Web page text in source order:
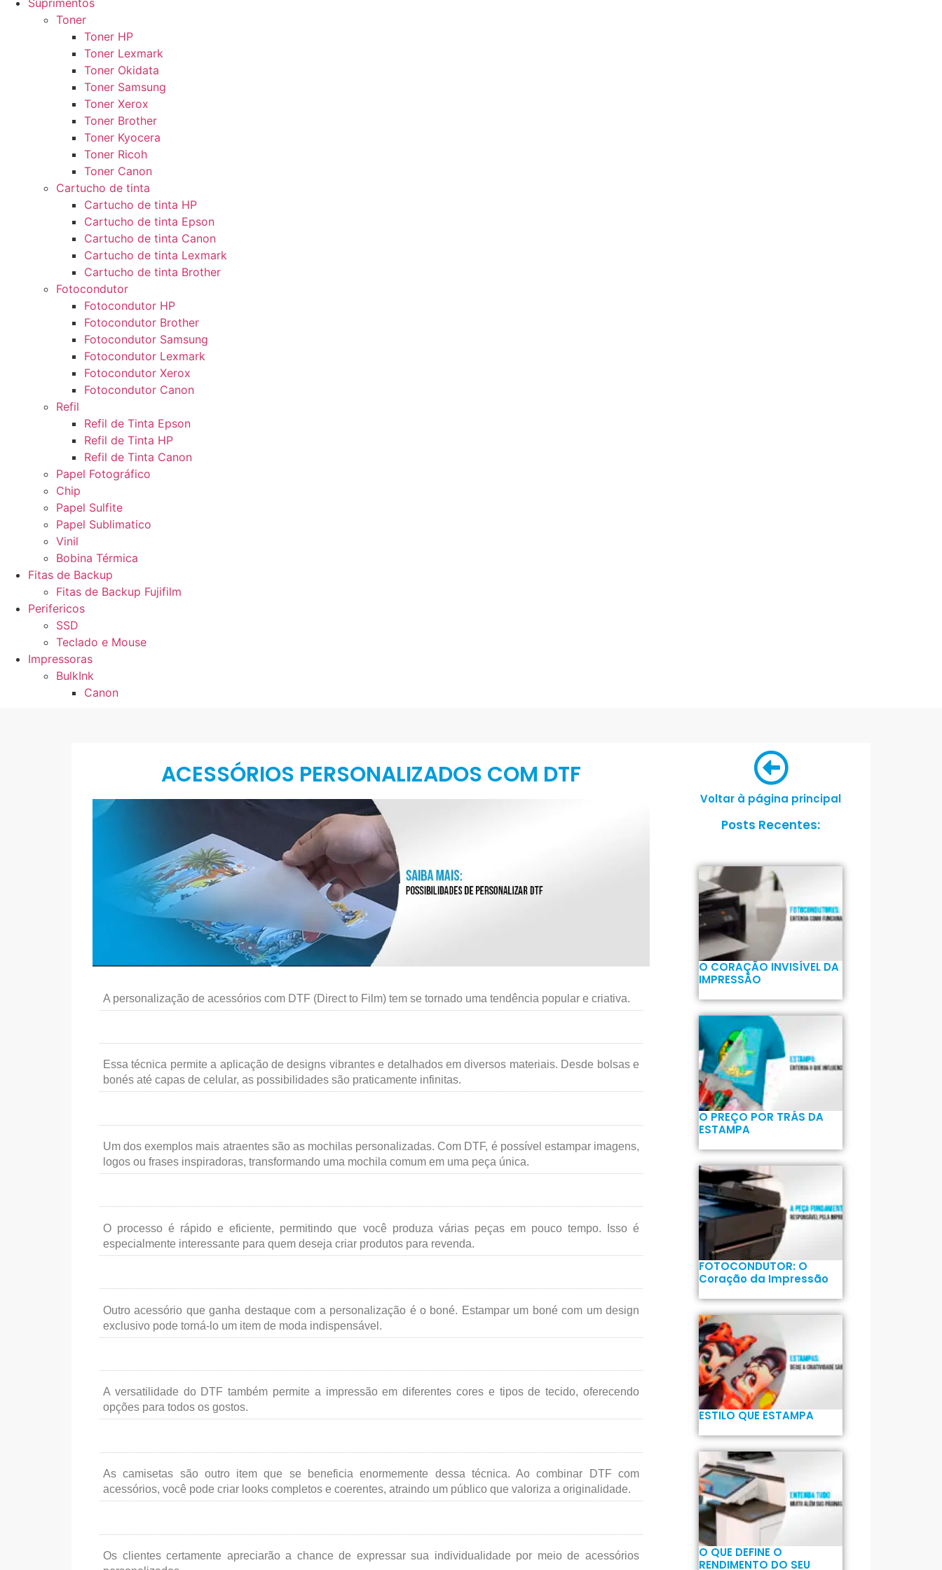
Suprimentos
Toner
Toner HP
Toner Lexmark
Toner Okidata
Toner Samsung
Toner Xerox
Toner Brother
Toner Kyocera
Toner Ricoh
Toner Canon
Cartucho de tinta
Cartucho de tinta HP
Cartucho de tinta Epson
Cartucho de tinta Canon
Cartucho de tinta Lexmark
Cartucho de tinta Brother
Fotocondutor
Fotocondutor HP
Fotocondutor Brother
Fotocondutor Samsung
Fotocondutor Lexmark
Fotocondutor Xerox
Fotocondutor Canon
Refil
Refil de Tinta Epson
Refil de Tinta HP
Refil de Tinta Canon
Papel Fotográfico
Chip
Papel Sulfite
Papel Sublimatico
Vinil
Bobina Térmica
Fitas de Backup
Fitas de Backup Fujifilm
Perifericos
SSD
Teclado e Mouse
Impressoras
BulkInk
Canon
ACESSÓRIOS PERSONALIZADOS COM DTF
A personalização de acessórios com DTF (Direct to Film) tem se tornado uma tendência popular e criativa.
Essa técnica permite a aplicação de designs vibrantes e detalhados em diversos materiais. Desde bolsas e
bonés até capas de celular, as possibilidades são praticamente infinitas.
Um dos exemplos mais atraentes são as mochilas personalizadas. Com DTF, é possível estampar imagens,
logos ou frases inspiradoras, transformando uma mochila comum em uma peça única.
O processo é rápido e eficiente, permitindo que você produza várias peças em pouco tempo. Isso é
especialmente interessante para quem deseja criar produtos para revenda.
Outro acessório que ganha destaque com a personalização é o boné. Estampar um boné com um design
exclusivo pode torná-lo um item de moda indispensável.
A versatilidade do DTF também permite a impressão em diferentes cores e tipos de tecido, oferecendo
opções para todos os gostos.
As camisetas são outro item que se beneficia enormemente dessa técnica. Ao combinar DTF com
acessórios, você pode criar looks completos e coerentes, atraindo um público que valoriza a originalidade.
Os clientes certamente apreciarão a chance de expressar sua individualidade por meio de acessórios
Voltar à página principal
Posts Recentes:
O CORAÇÃO INVISÍVEL DA
IMPRESSÃO
O PREÇO POR TRÁS DA
ESTAMPA
FOTOCONDUTOR: O
Coração da Impressão
ESTILO QUE ESTAMPA
O QUE DEFINE O
RENDIMENTO DO SEU